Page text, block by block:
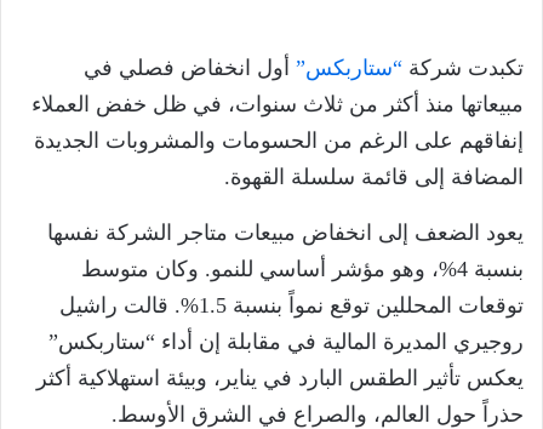
تكبدت شركة “ستاربكس” أول انخفاض فصلي في
مبيعاتها منذ أكثر من ثلاث سنوات، في ظل خفض العملاء
إنفاقهم على الرغم من الحسومات والمشروبات الجديدة
المضافة إلى قائمة سلسلة القهوة.
يعود الضعف إلى انخفاض مبيعات متاجر الشركة نفسها
بنسبة 4%، وهو مؤشر أساسي للنمو. وكان متوسط
توقعات المحللين توقع نمواً بنسبة 1.5%. قالت راشيل
روجيري المديرة المالية في مقابلة إن أداء “ستاربكس”
يعكس تأثير الطقس البارد في يناير، وبيئة استهلاكية أكثر
حذراً حول العالم، والصراع في الشرق الأوسط.